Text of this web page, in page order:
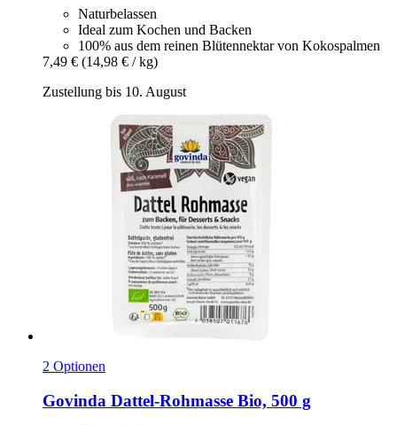
Naturbelassen
Ideal zum Kochen und Backen
100% aus dem reinen Blütennektar von Kokospalmen
7,49 € (14,98 € / kg)
Zustellung bis 10. August
2 Optionen
Govinda Dattel-​Rohmasse Bio, 500 g